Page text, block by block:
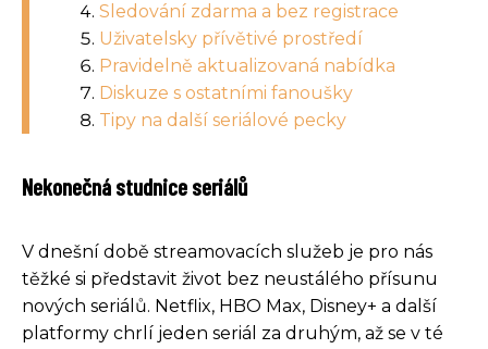
Sledování zdarma a bez registrace
Uživatelsky přívětivé prostředí
Pravidelně aktualizovaná nabídka
Diskuze s ostatními fanoušky
Tipy na další seriálové pecky
Nekonečná studnice seriálů
V dnešní době streamovacích služeb je pro nás
těžké si představit život bez neustálého přísunu
nových seriálů. Netflix, HBO Max, Disney+ a další
platformy chrlí jeden seriál za druhým, až se v té